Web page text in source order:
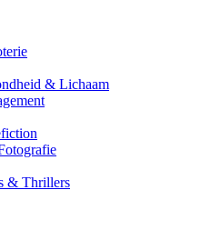
& Lichaam
& Thrillers